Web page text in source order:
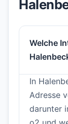
Welche
In
Adresse
darunter